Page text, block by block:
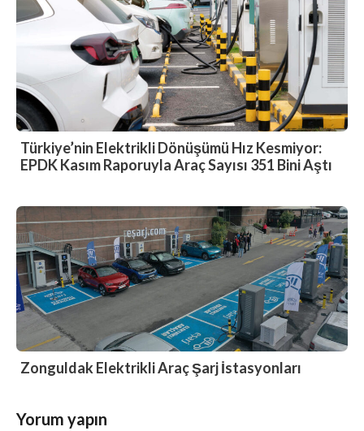
Türkiye’nin Elektrikli Dönüşümü Hız Kesmiyor:
EPDK Kasım Raporuyla Araç Sayısı 351 Bini Aştı
Zonguldak Elektrikli Araç Şarj İstasyonları
Yorum yapın